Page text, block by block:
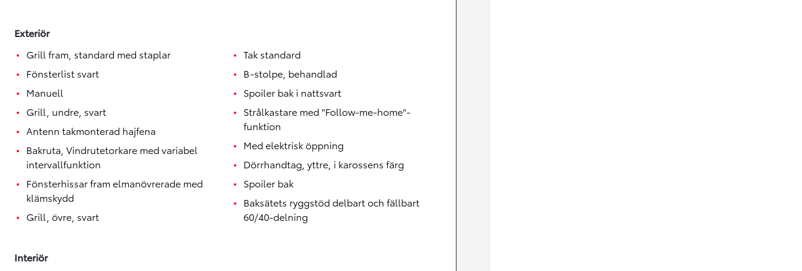
Exteriör
Grill fram, standard med staplar
Fönsterlist svart
Manuell
Grill, undre, svart
Antenn takmonterad hajfena
Bakruta, Vindrutetorkare med variabel
intervallfunktion
Fönsterhissar fram elmanövrerade med
klämskydd
Grill, övre, svart
Tak standard
B-stolpe, behandlad
Spoiler bak i nattsvart
Strålkastare med "Follow-me-home"-
funktion
Med elektrisk öppning
Dörrhandtag, yttre, i karossens färg
Spoiler bak
Baksätets ryggstöd delbart och fällbart
60/40-delning
Interiör